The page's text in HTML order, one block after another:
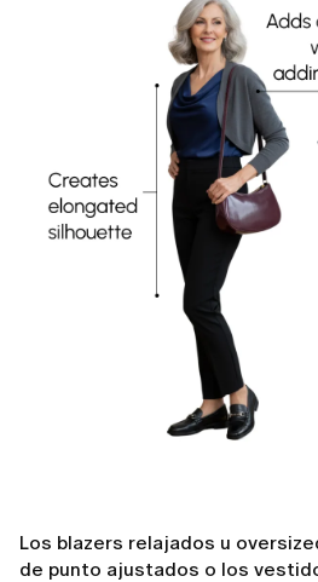
Los blazers relajados u
de punto ajustados o los